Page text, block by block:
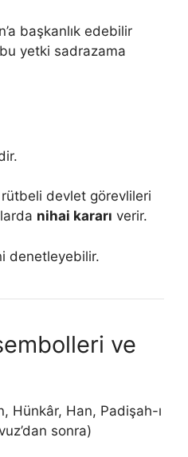
başkanlık edebilir
yetki sadrazama
devlet görevlileri
nihai kararı verir.
denetleyebilir.
ve
Hünkâr, Han, Padişah-ı
sonra)